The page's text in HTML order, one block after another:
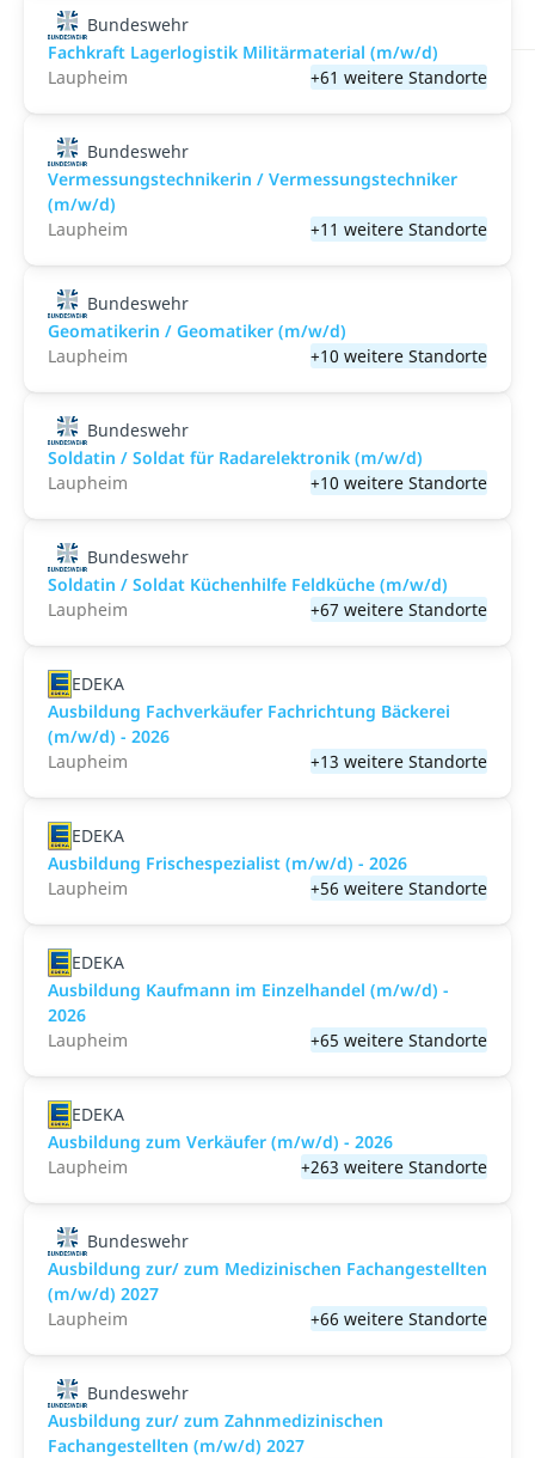
Bundeswehr
Fachkraft Lagerlogistik Militärmaterial (m/w/d)
Laupheim
+61 weitere Standorte
Bundeswehr
Vermessungstechnikerin / Vermessungstechniker
(m/w/d)
Laupheim
+11 weitere Standorte
Bundeswehr
Geomatikerin / Geomatiker (m/w/d)
Laupheim
+10 weitere Standorte
Bundeswehr
Soldatin / Soldat für Radarelektronik (m/w/d)
Laupheim
+10 weitere Standorte
Bundeswehr
Soldatin / Soldat Küchenhilfe Feldküche (m/w/d)
Laupheim
+67 weitere Standorte
EDEKA
Ausbildung Fachverkäufer Fachrichtung Bäckerei
(m/w/d) - 2026
Laupheim
+13 weitere Standorte
EDEKA
Ausbildung Frischespezialist (m/w/d) - 2026
Laupheim
+56 weitere Standorte
EDEKA
Ausbildung Kaufmann im Einzelhandel (m/w/d) -
2026
Laupheim
+65 weitere Standorte
EDEKA
Ausbildung zum Verkäufer (m/w/d) - 2026
Laupheim
+263 weitere Standorte
Bundeswehr
Ausbildung zur/ zum Medizinischen Fachangestellten
(m/w/d) 2027
Laupheim
+66 weitere Standorte
Bundeswehr
Ausbildung zur/ zum Zahnmedizinischen
Fachangestellten (m/w/d) 2027